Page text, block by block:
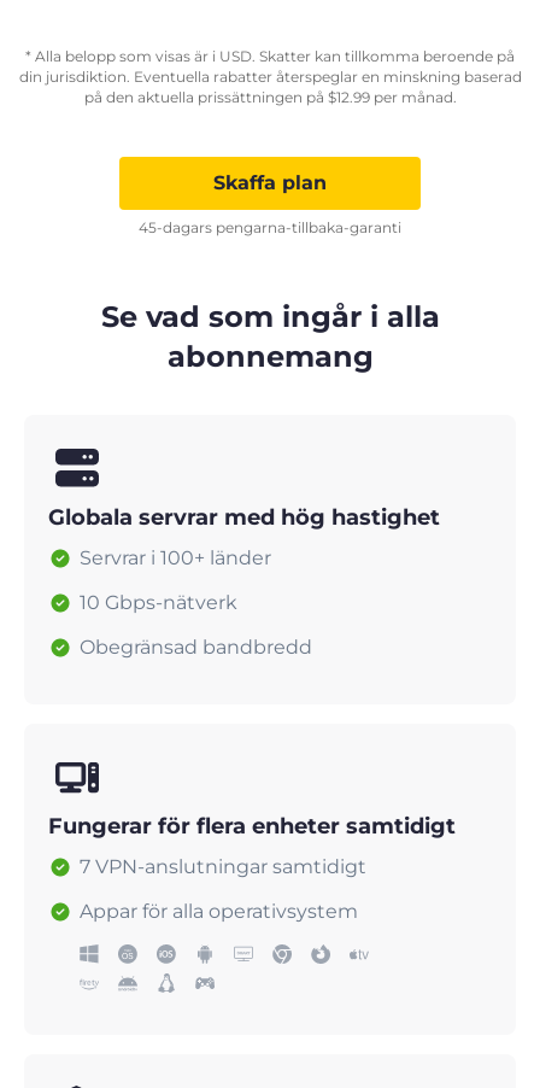
* Alla belopp som visas är i USD. Skatter kan tillkomma beroende på
din jurisdiktion. Eventuella rabatter återspeglar en minskning baserad
på den aktuella prissättningen på $12.99per månad.
Skaffa plan
45-dagars pengarna-tillbaka-garanti
Se vad som ingår i alla
abonnemang
Globala servrar med hög hastighet
Servrar i 100+ länder
10 Gbps-nätverk
Obegränsad bandbredd
Fungerar för flera enheter samtidigt
7 VPN-anslutningar samtidigt
Appar för alla operativsystem